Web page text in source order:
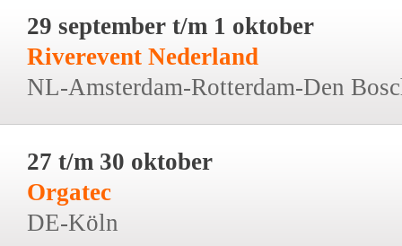
29 september t/m 1 oktober
Riverevent Nederland
NL-Amsterdam-Rotterdam-Den
27 t/m 30 oktober
Orgatec
DE-Köln